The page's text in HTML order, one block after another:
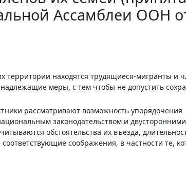
Ассамблеи ООН
территории находятся трудящиеся-мигранты и
меры, с тем чтобы не допустить
рассматривают возможность упорядочения
законодательством и
обстоятельства их въезда,
соображения, в частности те,